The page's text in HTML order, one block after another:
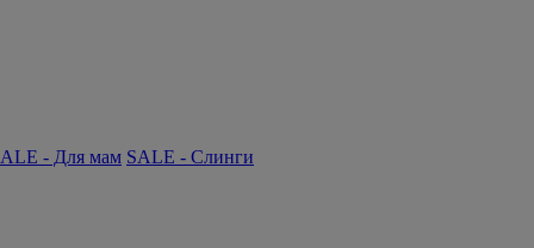
- Для мам SALE - Слинги